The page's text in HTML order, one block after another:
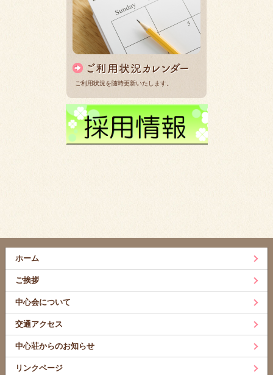
ご利用状況を随時更新いたします。
ホーム
ご挨拶
中心会について
交通アクセス
中心荘からのお知らせ
リンクページ